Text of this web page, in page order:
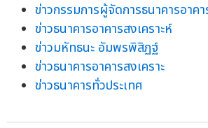
ข่าวกรรมการผู้จัดการธนาคารอาคา
ข่าวธนาคารอาคารสงเคราะห์
ข่าวมหัทธนะ อัมพรพิสิฏฐ์
ข่าวธนาคารอาคารสงเคราะ
ข่าวธนาคารทั่วประเทศ